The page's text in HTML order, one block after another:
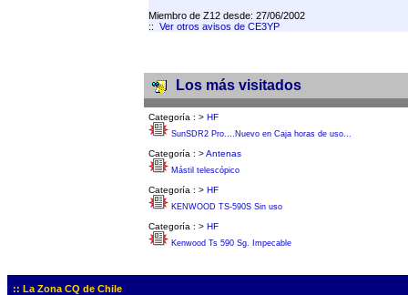
Miembro de Z12 desde: 27/06/2002
:: Ver otros avisos de CE3YP
Los más visitados
Categoría : > HF
SunSDR2 Pro....Nuevo en Caja horas de uso...
Categoría : >Antenas
Mástil telescópico
Categoría : > HF
KENWOOD TS-590S Sin uso
Categoría : > HF
Kenwood Ts 590 Sg. Impecable
:: La Zona CQ de Chile